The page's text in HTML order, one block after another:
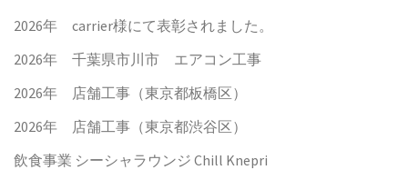
2026年 carrier様にて表彰されました。
2026年 千葉県市川市 エアコン工事
2026年 店舗工事（東京都板橋区）
2026年 店舗工事（東京都渋谷区）
飲食事業 シーシャラウンジ Chill Knepri